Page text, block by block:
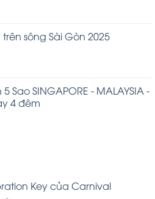
sông Sài Gòn 2025
Sao SINGAPORE - MALAYSIA -
4 đêm
Key của Carnival